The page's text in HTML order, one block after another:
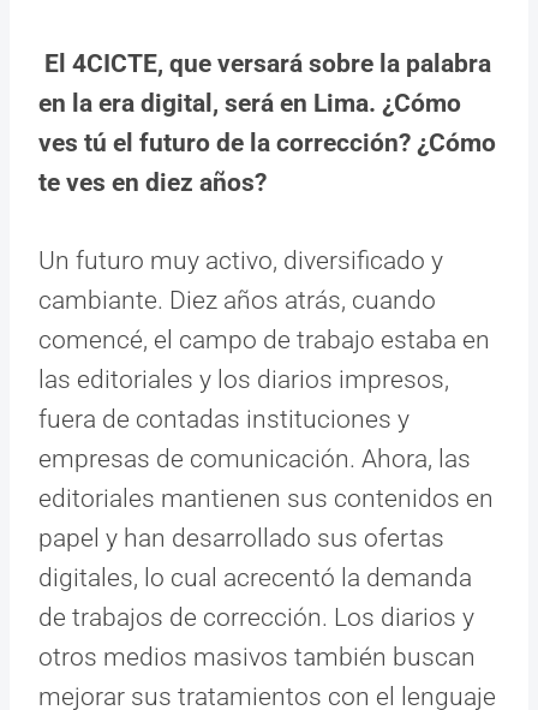
El 4CICTE, que versará sobre la palabra
en la era digital, será en Lima. ¿Cómo
ves tú el futuro de la corrección? ¿Cómo
te ves en diez años?
Un futuro muy activo, diversificado y
cambiante. Diez años atrás, cuando
comencé, el campo de trabajo estaba en
las editoriales y los diarios impresos,
fuera de contadas instituciones y
empresas de comunicación. Ahora, las
editoriales mantienen sus contenidos en
papel y han desarrollado sus ofertas
digitales, lo cual acrecentó la demanda
de trabajos de corrección. Los diarios y
otros medios masivos también buscan
mejorar sus tratamientos con el lenguaje